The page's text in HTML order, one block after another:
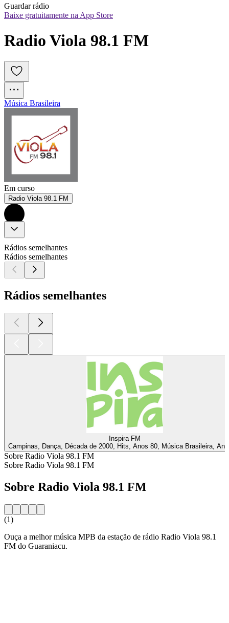
Guardar rádio
Baixe gratuitamente na App Store
Radio Viola 98.1 FM
Música Brasileira
Em curso
Radio Viola 98.1 FM
Rádios semelhantes
Rádios semelhantes
Rádios semelhantes
Inspira FM
Campinas, Dança, Década de 2000, Hits, Anos 80, Música Brasileira,
Sobre Radio Viola 98.1 FM
Sobre Radio Viola 98.1 FM
Sobre Radio Viola 98.1 FM
(1)
Ouça a melhor música MPB da estação de rádio Radio Viola 98.1
FM do Guaraniacu.